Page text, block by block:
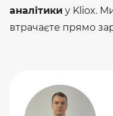
аналітики у Kliox.
втрачаєте прямо